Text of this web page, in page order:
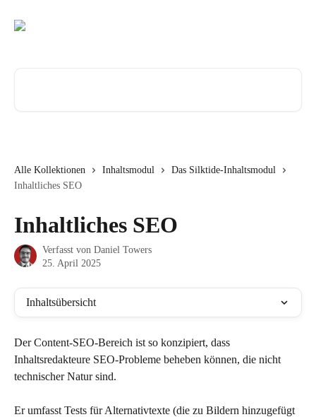
Alle Kollektionen Inhaltsmodul
Das Silktide-Inhaltsmodul
Inhaltliches SEO
Inhaltliches SEO
Verfasst von Daniel Towers
25. April 2025
Inhaltsübersicht
Der Content-SEO-Bereich ist so konzipiert, dass
Inhaltsredakteure SEO-Probleme beheben können, die nicht
technischer Natur sind.
Er umfasst Tests für Alternativtexte (die zu Bildern hinzugefügt